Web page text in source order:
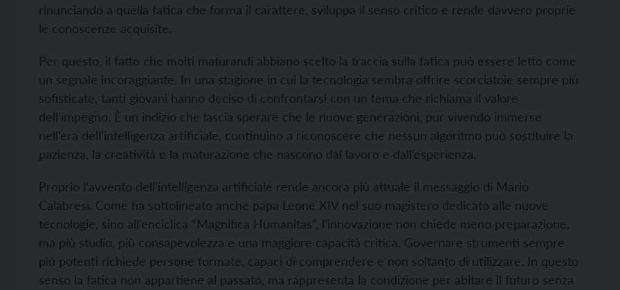
rinunciando a quella fatica che forma il carattere, sviluppa il senso critico e rende davvero proprie
le conoscenze acquisite.
Per questo, il fatto che molti maturandi abbiano scelto la traccia sulla fatica può essere letto come
un segnale incoraggiante. In una stagione in cui la tecnologia sembra offrire scorciatoie sempre più
sofisticate, tanti giovani hanno deciso di confrontarsi con un tema che richiama il valore
dell’impegno. È un indizio che lascia sperare che le nuove generazioni, pur vivendo immerse
nell’era dell’intelligenza artificiale, continuino a riconoscere che nessun algoritmo può sostituire la
pazienza, la creatività e la maturazione che nascono dal lavoro e dall’esperienza.
Proprio l’avvento dell’intelligenza artificiale rende ancora più attuale il messaggio di Mario
Calabresi. Come ha sottolineato anche papa Leone XIV nel suo magistero dedicato alle nuove
tecnologie, sino all’enciclica “Magnifica Humanitas”, l’innovazione non chiede meno preparazione,
ma più studio, più consapevolezza e una maggiore capacità critica. Governare strumenti sempre
più potenti richiede persone formate, capaci di comprendere e non soltanto di utilizzare. In questo
senso la fatica non appartiene al passato, ma rappresenta la condizione per abitare il futuro senza